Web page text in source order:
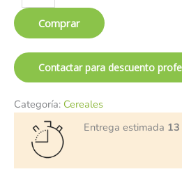
Comprar
Contactar para descuento
Categoría: Cereales
Entrega estimada